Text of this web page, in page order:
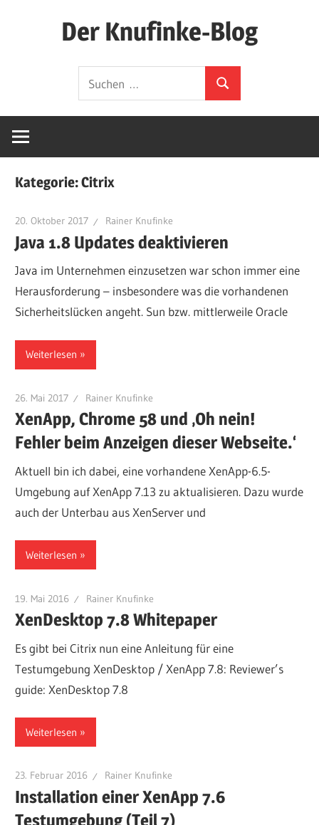
Der Knufinke-Blog
IT
nach:
Suchen
Kategorie:Citrix
20. Oktober 2017 Rainer Knufinke
Java 1.8 Updates deaktivieren
Java im Unternehmen einzusetzen war schon immer eine
Herausforderung – insbesondere was die vorhandenen
Sicherheitslücken angeht. Sun bzw. mittlerweile Oracle
Weiterlesen
26. Mai 2017 Rainer Knufinke
XenApp, Chrome 58 und ‚Oh nein!
Fehler beim Anzeigen dieser Webseite.‘
Aktuell bin ich dabei, eine vorhandene XenApp-6.5-
Umgebung auf XenApp 7.13 zu aktualisieren. Dazu wurde
auch der Unterbau aus XenServer und
Weiterlesen
19. Mai 2016 Rainer Knufinke
XenDesktop 7.8 Whitepaper
Es gibt bei Citrix nun eine Anleitung für eine
Testumgebung XenDesktop / XenApp 7.8: Reviewer’s
guide: XenDesktop 7.8
Weiterlesen
23. Februar 2016 Rainer Knufinke
Installation einer XenApp 7.6
Testumgebung (Teil 7)